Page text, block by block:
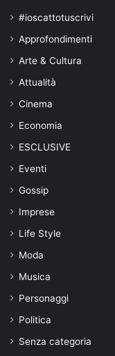
#ioscattotuscrivi
Approfondimenti
Arte & Cultura
Attualità
Cinema
Economia
ESCLUSIVE
Eventi
Gossip
Imprese
Life Style
Moda
Musica
Personaggi
Politica
Senza categoria